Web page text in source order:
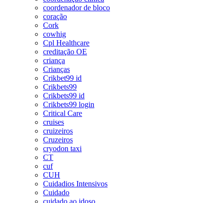
coordenador de bloco
coração
Cork
cowhig
Cpl Healthcare
creditação OE
criança
Crianças
Crikbet99 id
Crikbets99
Crikbets99 id
Crikbets99 login
Critical Care
cruises
cruizeiros
Cruzeiros
cryodon taxi
CT
cuf
CUH
Cuidadios Intensivos
Cuidado
cuidado ao idoso